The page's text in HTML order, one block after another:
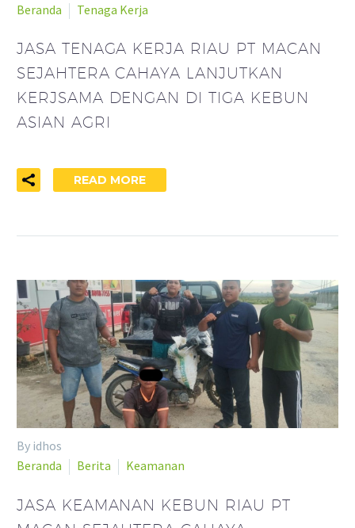
Beranda
Tenaga Kerja
JASA TENAGA KERJA RIAU PT MACAN
SEJAHTERA CAHAYA LANJUTKAN
KERJSAMA DENGAN DI TIGA KEBUN
ASIAN AGRI
READ MORE
By idhos
Beranda
Berita Keamanan
JASA KEAMANAN KEBUN RIAU PT